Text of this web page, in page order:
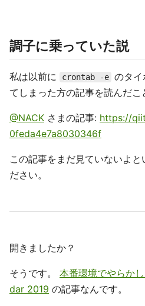
調子に乗っていた説
私は以前に crontab -e のタイ
てしまった方の記事を読んだこ
@NACK さまの記事: https://
0feda4e7a8030346f
この記事をまだ見ていないよと
ださい。
開きましたか？
そうです。 本番環境でやらか
dar 2019 の記事なんです。